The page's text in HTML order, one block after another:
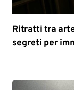
Ritratti tra
segreti per